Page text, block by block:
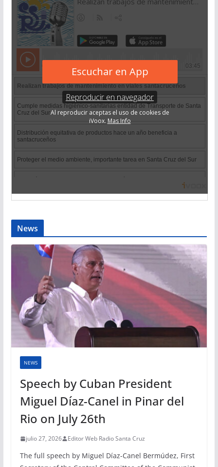
News
NEWS
Speech by Cuban President
Miguel Díaz-Canel in Pinar del
Rio on July 26th
julio 27, 2026 Editor Web Radio Santa Cruz
The full speech by Miguel Díaz-Canel Bermúdez, First